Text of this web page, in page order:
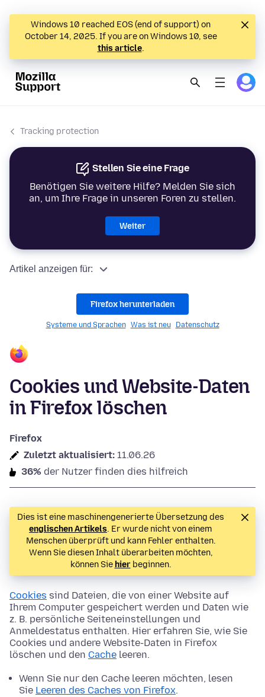
Windows 10 reached EOS (end of support) on
October 14, 2025. If you are on Windows 10, see
this article.
Tracking protection
Stellen Sie eine Frage
Benötigen Sie weitere Hilfe? Melden Sie sich
an, um Ihre Frage in unseren Foren zu stellen.
Weiter
Artikel anzeigen für:
Firefox herunterladen
Systeme und Sprachen Was ist neu Datenschutz
Cookies und Website-Daten
in Firefox löschen
Firefox
Zuletzt aktualisiert: 11.06.26
36% der Nutzer finden dies hilfreich
Dies ist eine maschinengenerierte Übersetzung des
englischen Artikels. Er wurde nicht von einem
Menschen überprüft und kann Fehler enthalten.
Wenn Sie diesen Inhalt überarbeiten möchten,
können Sie hierbeginnen.
Cookies sind Dateien, die von einer Website auf
Ihrem Computer gespeichert werden und Daten wie
z. B. persönliche Seiteneinstellungen und
Anmeldestatus enthalten. Hier erfahren Sie, wie Sie
Cookies und andere Website-Daten in Firefox
löschen und den Cache leeren.
Wenn Sie nur den Cache leeren möchten, lesen
Sie Leeren des Caches von Firefox.